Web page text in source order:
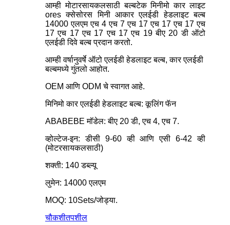
आम्ही मोटारसायकलसाठी बल्बटेक मिनीमो कार लाइट
ores क्सेसोरस मिनी आकार एलईडी हेडलाइट बल्ब
14000 एलएम एच 4 एच 7 एच 17 एच 17 एच 17 एच
17 एच 17 एच 17 एच 17 एच 19 बीए 20 डी ऑटो
एलईडी दिवे बल्ब प्रदान करतो.
आम्ही वर्षानुवर्षे ऑटो एलईडी हेडलाइट बल्ब, कार एलईडी
बल्बमध्ये गुंतलो आहोत.
OEM आणि ODM चे स्वागत आहे.
मिनिमो कार एलईडी हेडलाइट बल्ब: कूलिंग फॅन
ABABEBE मॉडेल: बीए 20 डी, एच 4, एच 7.
व्होल्टेज-इन: डीसी 9-60 व्ही आणि एसी 6-42 व्ही
(मोटरसायकलसाठी)
शक्ती: 140 डब्ल्यू
लुमेन: 14000 एलएम
MOQ: 10Sets/जोड्या.
चौकशीतपशील